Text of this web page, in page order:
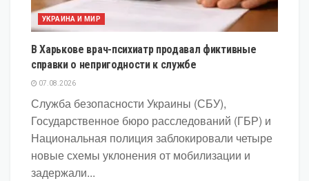
УКРАИНА И МИР
В Харькове врач-психиатр продавал фиктивные
справки о непригодности к службе
07.08.2026
Служба безопасности Украины (СБУ),
Государственное бюро расследований (ГБР) и
Национальная полиция заблокировали четыре
новые схемы уклонения от мобилизации и
задержали...